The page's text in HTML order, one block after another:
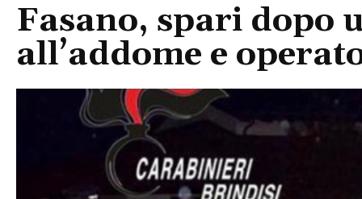
Fasano, spari dopo
all’addome e